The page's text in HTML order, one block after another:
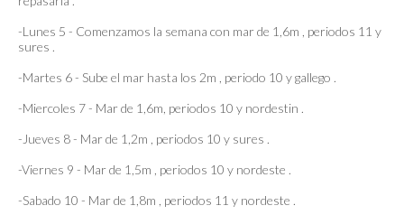
-Lunes 5 - Comenzamos la semana con mar de 1,6m , periodos 11 y
sures .
-Martes 6 - Sube el mar hasta los 2m , periodo 10 y gallego .
-Miercoles 7 - Mar de 1,6m, periodos 10 y nordestin .
-Jueves 8 - Mar de 1,2m , periodos 10 y sures .
-Viernes 9 - Mar de 1,5m , periodos 10 y nordeste .
-Sabado 10 - Mar de 1,8m , periodos 11 y nordeste .